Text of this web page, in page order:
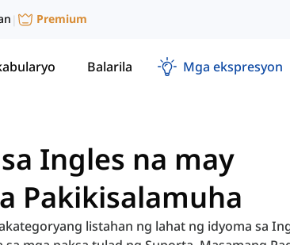
| Premium
Balarila Mga ekspresyon
Ingles na may
Pakikisalamuha
listahan ng lahat ng idyoma sa